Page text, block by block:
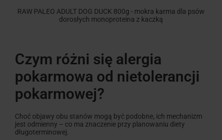
RAW PALEO ADULT DOG DUCK 800g - mokra karma dla psów
dorosłych monoproteina z kaczką
Czym różni się alergia
pokarmowa od nietolerancji
pokarmowej?
Choć objawy obu stanów mogą być podobne, ich mechanizm
jest odmienny – co ma znaczenie przy planowaniu diety
długoterminowej.